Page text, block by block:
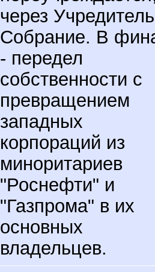
через
Собрание. В
- передел
собственности с
превращением
западных
корпораций из
миноритариев
"Роснефти" и
"Газпрома" в их
основных
владельцев.